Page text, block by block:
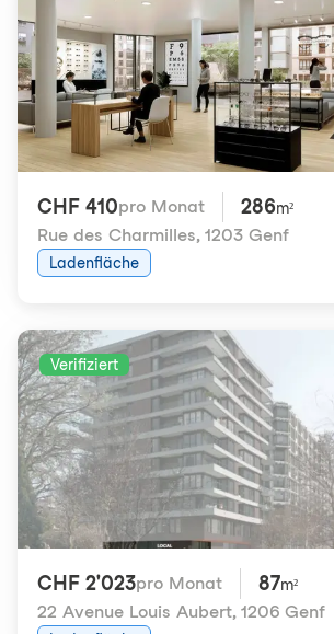
CHF 410pro Monat 286m²
Rue des Charmilles, 1203 Genf
Ladenfläche
Verifiziert
CHF 2'023pro Monat 87m²
22 Avenue Louis Aubert, 1206 Genf